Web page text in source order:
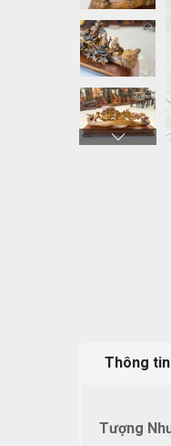
Thông
Tượng